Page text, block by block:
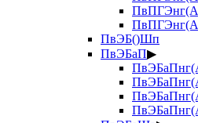
ПвЭБ()Шп
ПвЭБаП▶